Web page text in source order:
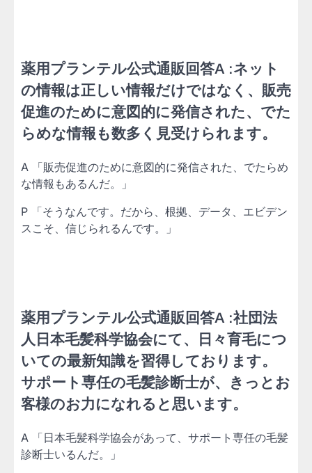
薬用プランテル公式通販回答A :ネット
の情報は正しい情報だけではなく、販売
促進のために意図的に発信された、でた
らめな情報も数多く見受けられます。
A 「販売促進のために意図的に発信された、でたらめ
な情報もあるんだ。」
P 「そうなんです。だから、根拠、データ、エビデン
スこそ、信じられるんです。」
薬用プランテル公式通販回答A :社団法
人日本毛髪科学協会にて、日々育毛につ
いての最新知識を習得しております。
サポート専任の毛髪診断士が、きっとお
客様のお力になれると思います。
A 「日本毛髪科学協会があって、サポート専任の毛髪
診断士いるんだ。」